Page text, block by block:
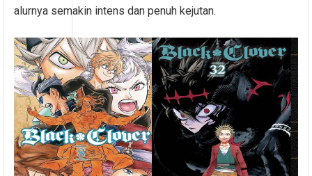
alurnya semakin intens dan penuh kejutan.